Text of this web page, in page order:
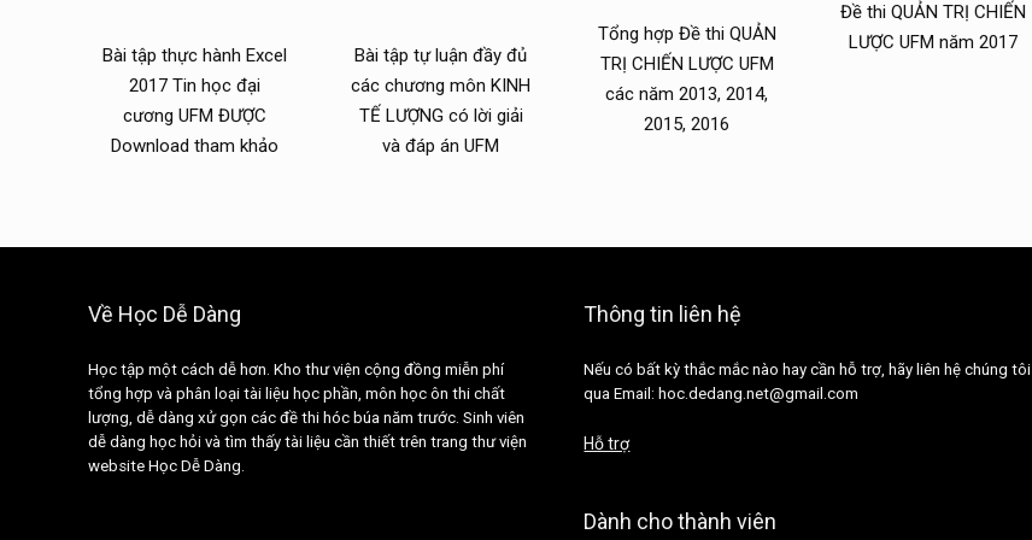
Bài tập thực hành Excel
2017 Tin học đại
cương UFM ĐƯỢC
Download tham khảo
Bài tập tự luận đầy đủ
các chương môn KINH
TẾ LƯỢNG có lời giải
và đáp án UFM
Tổng hợp Đề thi QUẢN
TRỊ CHIẾN LƯỢC UFM
các năm 2013, 2014,
2015, 2016
Đề thi QUẢN TRỊ CHIẾN
LƯỢC UFM năm 2017
Về Học Dễ Dàng
Học tập một cách dễ hơn. Kho thư viện cộng đồng miễn phí
tổng hợp và phân loại tài liệu học phần, môn học ôn thi chất
lượng, dễ dàng xử gọn các đề thi hóc búa năm trước. Sinh viên
dễ dàng học hỏi và tìm thấy tài liệu cần thiết trên trang thư viện
website Học Dễ Dàng.
Thông tin liên hệ
Nếu có bất kỳ thắc mắc nào hay cần hỗ trợ, hãy liên hệ chúng tôi
qua Email: hoc.dedang.net@gmail.com
Hỗ trợ
Dành cho thành viên